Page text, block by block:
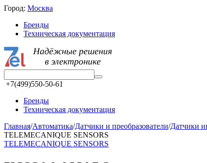
Город: Москва
Бренды
Техническая документация
+7(499)550-50-61
Бренды
Техническая документация
Главная/Автоматика/Датчики и преобразователи/Датчики
TELEMECANIQUE SENSORS
TELEMECANIQUE SENSORS